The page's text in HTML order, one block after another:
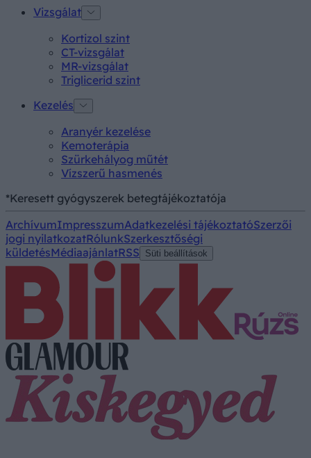
Vizsgálat
Kortizol szint
CT-vizsgálat
MR-vizsgálat
Triglicerid szint
Kezelés
Aranyér kezelése
Kemoterápia
Szürkehályog műtét
Vízszerű hasmenés
*Keresett gyógyszerek betegtájékoztatója
ArchívumImpresszumAdatkezelési tájékoztatóSzerzői
jogi nyilatkozatRólunkSzerkesztőségi
küldetésMédiaajánlatRSS Süti beállítások